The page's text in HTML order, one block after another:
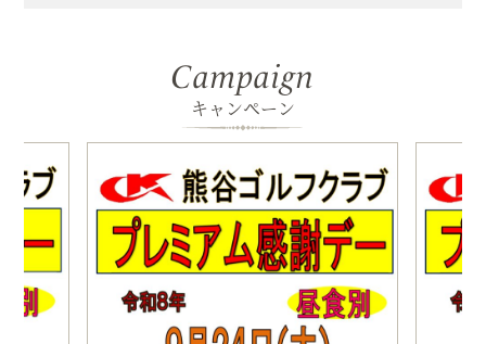
Campaign
キャンペーン